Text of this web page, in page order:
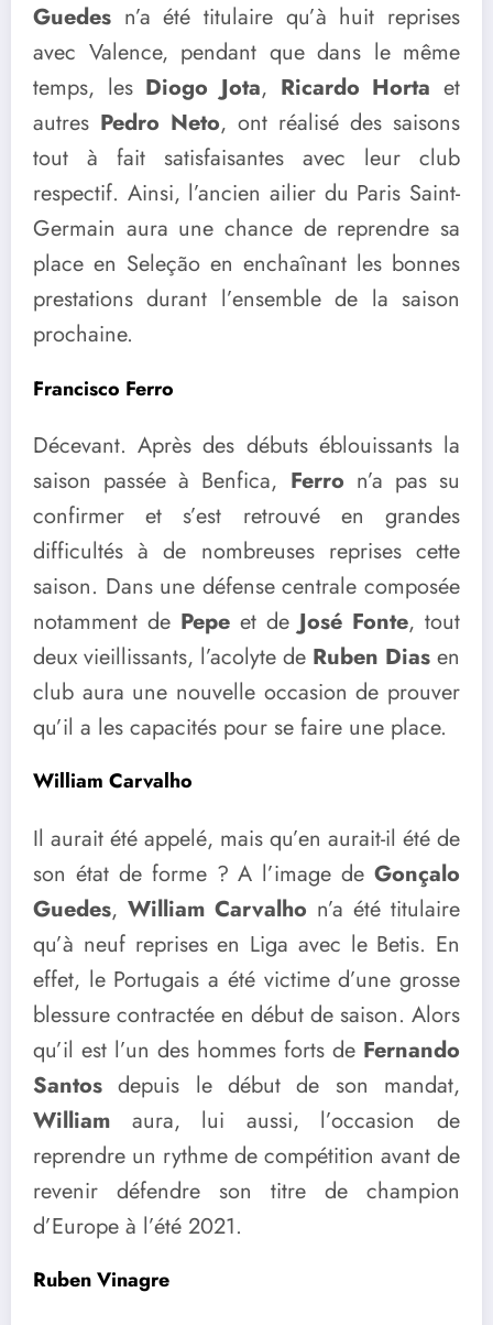
Guedes n’a été titulaire qu’à huit reprises
avec Valence, pendant que dans le même
temps, les Diogo Jota, Ricardo Horta et
autres Pedro Neto, ont réalisé des saisons
tout à fait satisfaisantes avec leur club
respectif. Ainsi, l’ancien ailier du Paris Saint-
Germain aura une chance de reprendre sa
place en Seleção en enchaînant les bonnes
prestations durant l’ensemble de la saison
prochaine.
Francisco Ferro
Décevant. Après des débuts éblouissants la
saison passée à Benfica, Ferro n’a pas su
confirmer et s’est retrouvé en grandes
difficultés à de nombreuses reprises cette
saison. Dans une défense centrale composée
notamment de Pepe et deJosé Fonte, tout
deux vieillissants, l’acolyte de Ruben Dias en
club aura une nouvelle occasion de prouver
qu’il a les capacités pour se faire une place.
William Carvalho
Il aurait été appelé, mais qu’en aurait-il été de
son état de forme ? A l’image de Gonçalo
Guedes, William Carvalho n’a été titulaire
qu’à neuf reprises en Liga avec le Betis. En
effet, le Portugais a été victime d’une grosse
blessure contractée en début de saison. Alors
qu’il est l’un des hommes forts de Fernando
Santos depuis le début de son mandat,
William aura, lui aussi, l’occasion de
reprendre un rythme de compétition avant de
revenir défendre son titre de champion
d’Europe à l’été 2021.
Ruben Vinagre